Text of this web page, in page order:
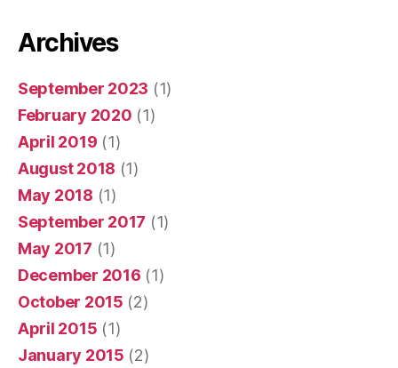
Archives
September 2023 (1)
February 2020 (1)
April 2019 (1)
August 2018 (1)
May 2018 (1)
September 2017 (1)
May 2017 (1)
December 2016 (1)
October 2015 (2)
April 2015 (1)
January 2015 (2)